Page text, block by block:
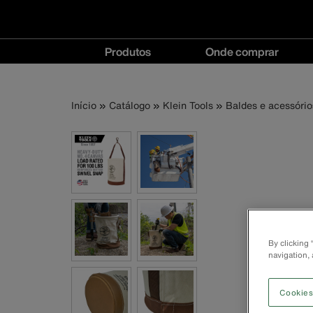
Navegação
principal
Produtos Onde comprar
menu
Trilha
de
navegação
Início Catálogo Klein Tools Baldes e
By clicking
navigation,